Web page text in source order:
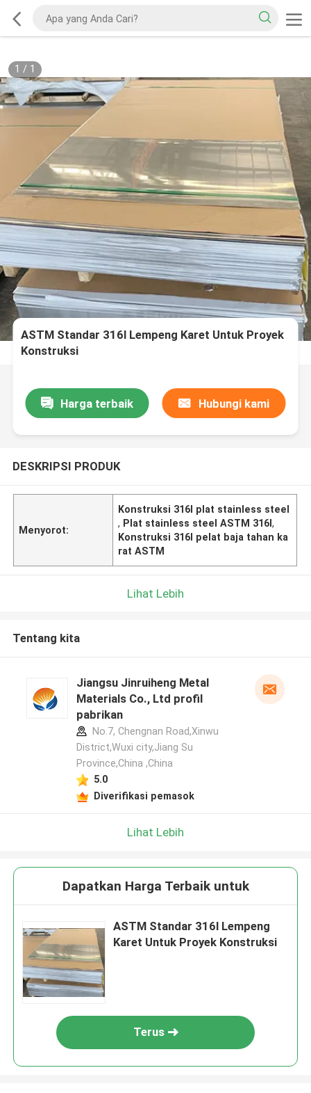
1 / 1
ASTM Standar 316l Lempeng Karet Untuk Proyek
Konstruksi
Harga terbaik Hubungi kami
DESKRIPSI PRODUK
Menyorot:
Konstruksi 316l plat stainless steel
, Plat stainless steel ASTM 316l,
Konstruksi 316l pelat baja tahan ka
rat ASTM
Lihat Lebih
Tentang kita
Jiangsu Jinruiheng Metal
Materials Co., Ltd profil
pabrikan
No.7, Chengnan Road,Xinwu
District,Wuxi city,Jiang Su
Province,China ,China
5.0
Diverifikasi pemasok
Lihat Lebih
Dapatkan Harga Terbaik untuk
ASTM Standar 316l Lempeng
Karet Untuk Proyek Konstruksi
Terus